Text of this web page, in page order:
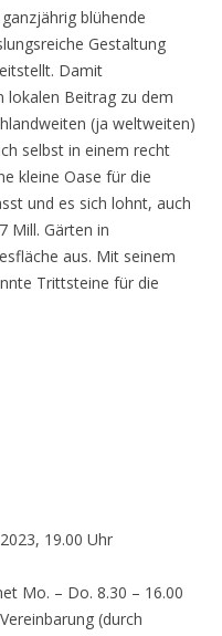
blühende
Gestaltung
Damit
lokalen Beitrag zu dem
(ja weltweiten)
selbst in einem recht
kleine Oase für die
und es sich lohnt, auch
Mill. Gärten in
aus. Mit seinem
Trittsteine für die
19.00 Uhr
Mo. – Do. 8.30 – 16.00
(durch